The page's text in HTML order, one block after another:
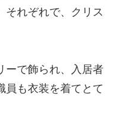
それぞれで、クリス
ーで飾られ、入居者
員も衣装を着てとて